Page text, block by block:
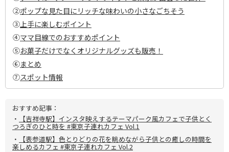
②ポップな見た目にリッチな味わいの小さなごちそう
③ 上手に楽しむポイント
④ママ目線でのおすすめポイント
⑤お菓子だけでなくオリジナルグッズも販売！
⑥まとめ
⑦スポット情報
おすすめ記事：
・
【吉祥寺駅】インスタ映えするテーマパーク風カフェで子供とく
つろぎのひと時を #東京子連れカフェ Vol.1
・
【表参道駅】色とりどりの花を眺めながら子供との癒しの時間を
楽しめるカフェ #東京子連れカフェ Vol.2